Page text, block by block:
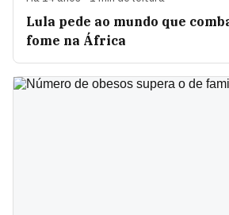
Lula pede ao mundo que
fome na África